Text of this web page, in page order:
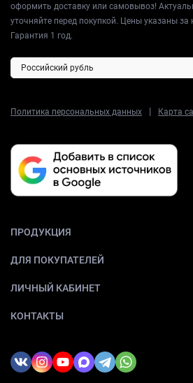
оформить доставку или самовывоз!
уточняйте перед покупкой. Цены указаны за
Гарантия 1 год.
Политика персональных данных | Карта
ПРОДУКЦИЯ
ДЛЯ ПОКУПАТЕЛЕЙ
ЛИЧНЫЙ КАБИНЕТ
КОНТАКТЫ